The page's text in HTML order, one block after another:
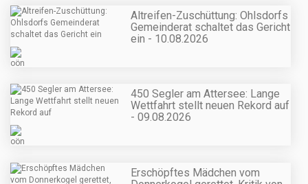
Altreifen-Zuschüttung: Ohlsdorfs
Gemeinderat schaltet das Gericht
ein - 10.08.2026
450 Segler am Attersee: Lange
Wettfahrt stellt neuen Rekord auf
- 09.08.2026
Erschöpftes Mädchen vom